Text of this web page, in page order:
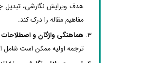
هدف ویرایش نگارشی، تبدیل
مفاهیم مقاله را درک کند.
هماهنگی واژگان و اصطلاحات
ترجمه اولیه ممکن است شامل